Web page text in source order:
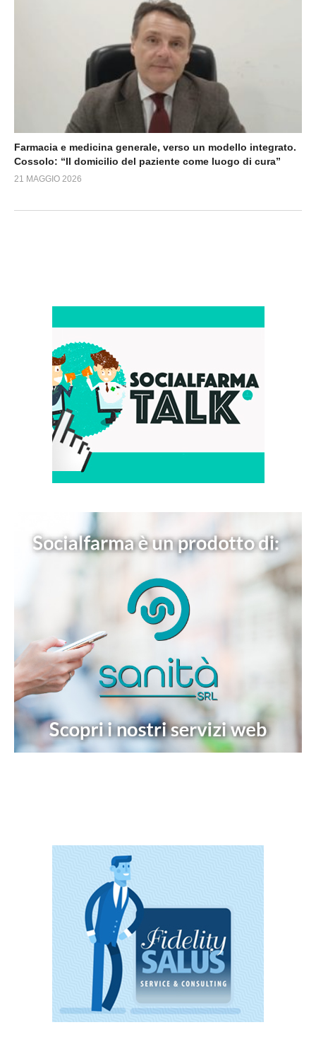
Farmacia e medicina generale, verso un modello integrato.
Cossolo: “Il domicilio del paziente come luogo di cura”
21 MAGGIO 2026